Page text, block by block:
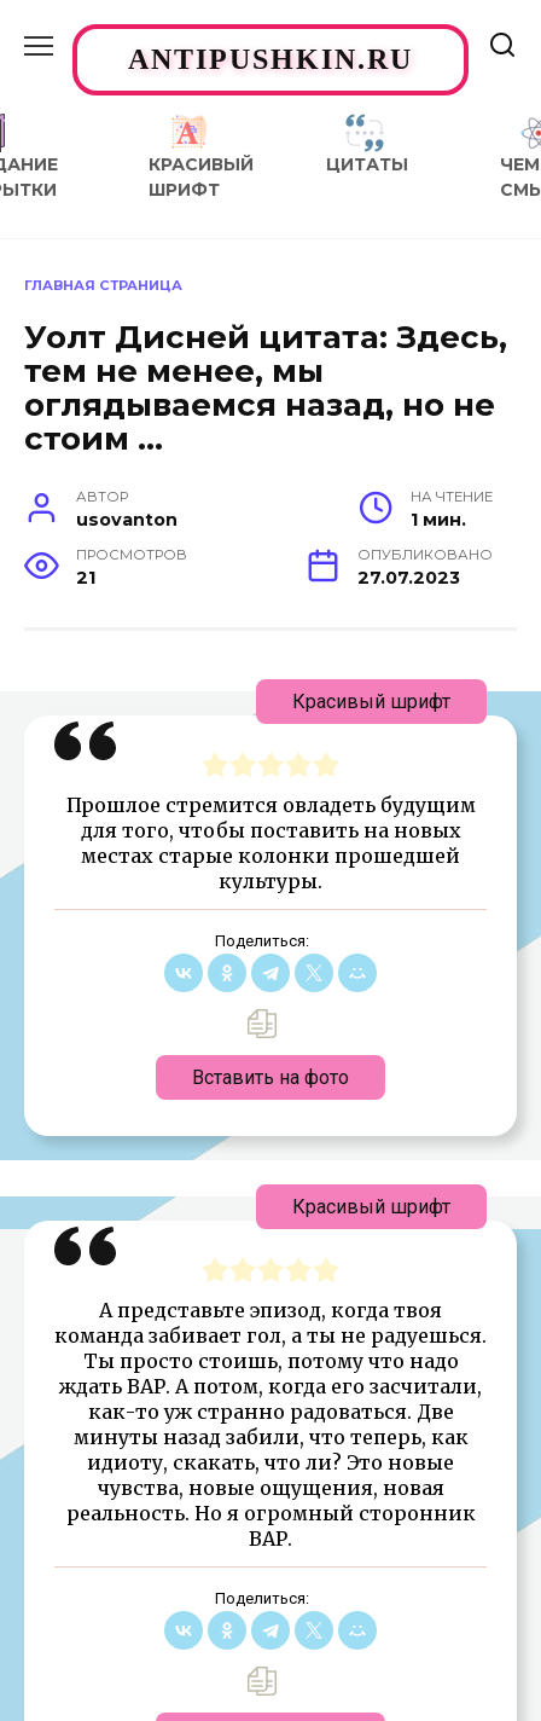
содержаниюANTIPUSHKIN.RU
КРАСИВЫЙ
ШРИФТ
ЦИТАТЫ
ЧЕМ
ГЛАВНАЯ СТРАНИЦА
Уолт Дисней цитата: Здесь,
тем не менее, мы
оглядываемся назад, но не
стоим …
АВТОР
usovanton
НА ЧТЕНИЕ
1 мин.
ПРОСМОТРОВ
21
ОПУБЛИКОВАНО
27.07.2023
Прошлое стремится овладеть будущим
для того, чтобы поставить на новых
местах старые колонки прошедшей
культуры.
Поделиться:
Вставить на фото
Красивый шрифт
А представьте эпизод, когда твоя
команда забивает гол, а ты не радуешься.
Ты просто стоишь, потому что надо
ждать ВАР. А потом, когда его засчитали,
как-то уж странно радоваться. Две
минуты назад забили, что теперь, как
идиоту, скакать, что ли? Это новые
чувства, новые ощущения, новая
реальность. Но я огромный сторонник
ВАР.
Поделиться:
Красивый шрифт